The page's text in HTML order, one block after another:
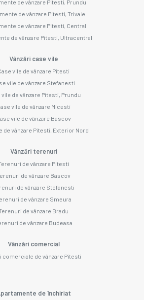
de vânzare Pitesti, Prundu
de vânzare Pitesti, Trivale
de vânzare Pitesti, Central
de vânzare Pitesti, Ultracentral
Vânzări case vile
vile de vânzare Pitesti
vile de vânzare Stefanesti
vile de vânzare Pitesti, Prundu
vile de vânzare Micesti
vile de vânzare Bascov
de vânzare Pitesti, Exterior Nord
Vânzări terenuri
de vânzare Pitesti
de vânzare Bascov
de vânzare Stefanesti
de vânzare Smeura
de vânzare Bradu
de vânzare Budeasa
Vânzări comercial
comerciale de vânzare Pitesti
de închiriat